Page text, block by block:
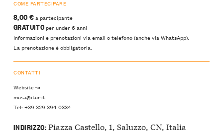
COME PARTECIPARE
8,00 €a partecipante
GRATUITOper under 6 anni
Informazioni e prenotazioni via email o telefono (anche via WhatsApp).
La prenotazione è obbligatoria.
CONTATTI
Website ↝
musa@itur.it
Tel: +39 329 394 0334
INDIRIZZO:Piazza Castello, 1, Saluzzo, CN, Italia